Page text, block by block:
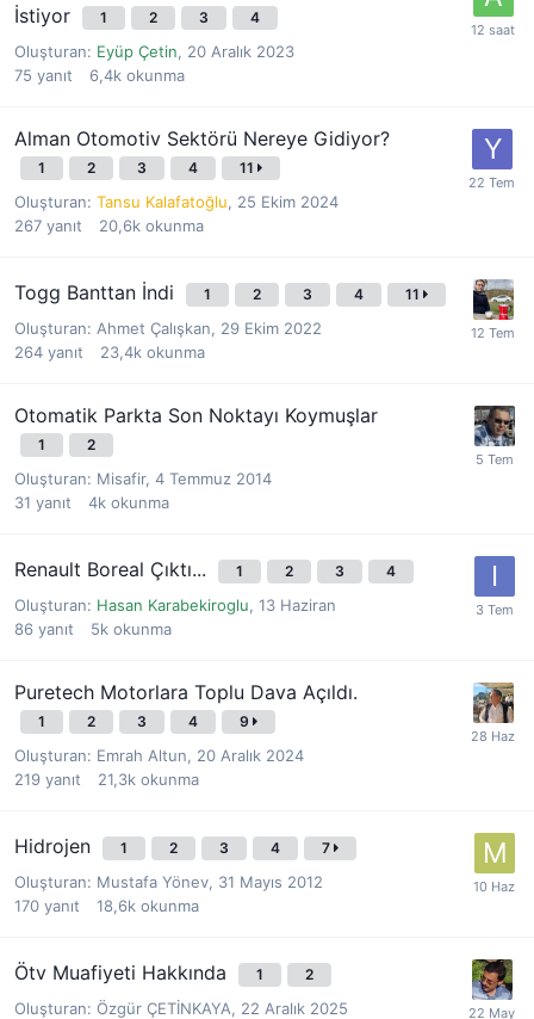
İstiyor
1 2 3 4
Oluşturan: Eyüp Çetin, 20 Aralık 2023
75 yanıt 6,4k okunma
Alman Otomotiv Sektörü Nereye Gidiyor?
1 2 3 4 11
Oluşturan: Tansu Kalafatoğlu, 25 Ekim 2024
267 yanıt 20,6k okunma
Togg Banttan İndi 1 2 3 4 11
Oluşturan: Ahmet Çalışkan, 29 Ekim 2022
264 yanıt 23,4k okunma
Otomatik Parkta Son Noktayı Koymuşlar
1 2
Oluşturan: Misafir, 4 Temmuz 2014
31 yanıt 4k okunma
Renault Boreal Çıktı... 1 2 3 4
Oluşturan: Hasan Karabekiroglu, 13 Haziran
86 yanıt 5k okunma
Puretech Motorlara Toplu Dava Açıldı.
1 2 3 4 9
Oluşturan: Emrah Altun, 20 Aralık 2024
219 yanıt 21,3k okunma
Hidrojen 1 2 3 4 7
Oluşturan: Mustafa Yönev, 31 Mayıs 2012
170 yanıt 18,6k okunma
Ötv Muafiyeti Hakkında 1 2
Oluşturan: Özgür ÇETİNKAYA, 22 Aralık 2025